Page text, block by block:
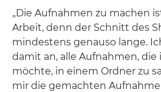
„Die Aufnahmen zu machen
Arbeit, denn der Schnitt des
mindestens genauso lange.
damit an, alle Aufnahmen,
möchte, in einem Ordner zu
mir die gemachten